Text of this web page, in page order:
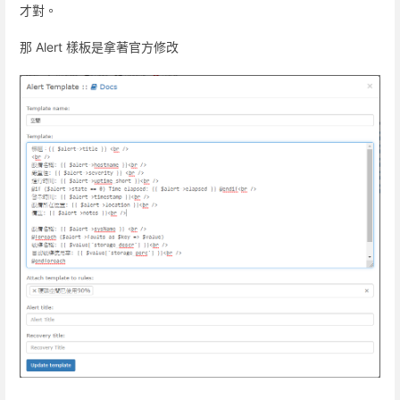
才對。
那 Alert 樣板是拿著官方修改